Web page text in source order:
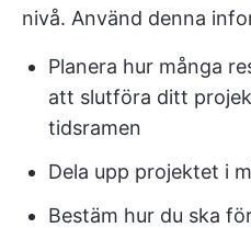
nivå. Använd denna
Planera hur många
att slutföra ditt
tidsramen
Dela upp projektet i
Bestäm hur du ska